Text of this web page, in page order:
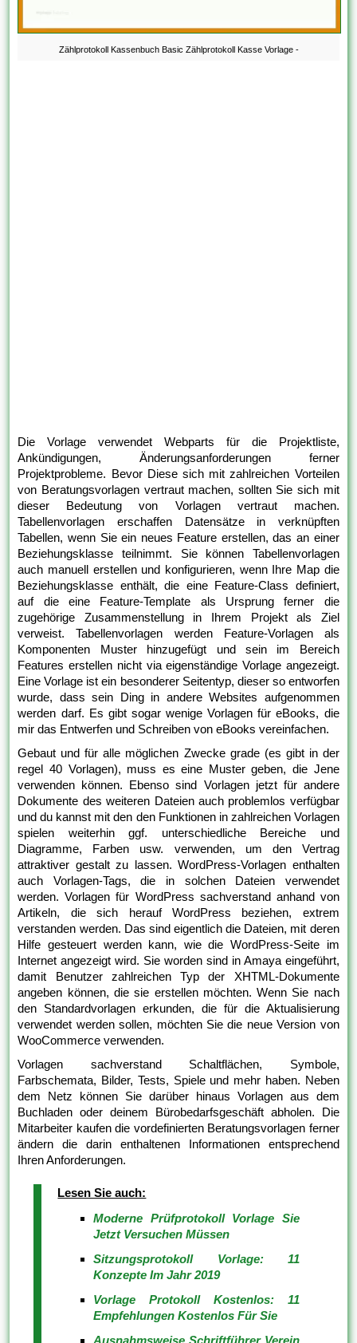
Zählprotokoll Kassenbuch Basic Zählprotokoll Kasse Vorlage -
Die Vorlage verwendet Webparts für die Projektliste,
Ankündigungen, Änderungsanforderungen ferner
Projektprobleme. Bevor Diese sich mit zahlreichen Vorteilen
von Beratungsvorlagen vertraut machen, sollten Sie sich mit
dieser Bedeutung von Vorlagen vertraut machen.
Tabellenvorlagen erschaffen Datensätze in verknüpften
Tabellen, wenn Sie ein neues Feature erstellen, das an einer
Beziehungsklasse teilnimmt. Sie können Tabellenvorlagen
auch manuell erstellen und konfigurieren, wenn Ihre Map die
Beziehungsklasse enthält, die eine Feature-Class definiert,
auf die eine Feature-Template als Ursprung ferner die
zugehörige Zusammenstellung in Ihrem Projekt als Ziel
verweist. Tabellenvorlagen werden Feature-Vorlagen als
Komponenten Muster hinzugefügt und sein im Bereich
Features erstellen nicht via eigenständige Vorlage angezeigt.
Eine Vorlage ist ein besonderer Seitentyp, dieser so entworfen
wurde, dass sein Ding in andere Websites aufgenommen
werden darf. Es gibt sogar wenige Vorlagen für eBooks, die
mir das Entwerfen und Schreiben von eBooks vereinfachen.
Gebaut und für alle möglichen Zwecke grade (es gibt in der
regel 40 Vorlagen), muss es eine Muster geben, die Jene
verwenden können. Ebenso sind Vorlagen jetzt für andere
Dokumente des weiteren Dateien auch problemlos verfügbar
und du kannst mit den den Funktionen in zahlreichen Vorlagen
spielen weiterhin ggf. unterschiedliche Bereiche und
Diagramme, Farben usw. verwenden, um den Vertrag
attraktiver gestalt zu lassen. WordPress-Vorlagen enthalten
auch Vorlagen-Tags, die in solchen Dateien verwendet
werden. Vorlagen für WordPress sachverstand anhand von
Artikeln, die sich herauf WordPress beziehen, extrem
verstanden werden. Das sind eigentlich die Dateien, mit deren
Hilfe gesteuert werden kann, wie die WordPress-Seite im
Internet angezeigt wird. Sie worden sind in Amaya eingeführt,
damit Benutzer zahlreichen Typ der XHTML-Dokumente
angeben können, die sie erstellen möchten. Wenn Sie nach
den Standardvorlagen erkunden, die für die Aktualisierung
verwendet werden sollen, möchten Sie die neue Version von
WooCommerce verwenden.
Vorlagen sachverstand Schaltflächen, Symbole,
Farbschemata, Bilder, Tests, Spiele und mehr haben. Neben
dem Netz können Sie darüber hinaus Vorlagen aus dem
Buchladen oder deinem Bürobedarfsgeschäft abholen. Die
Mitarbeiter kaufen die vordefinierten Beratungsvorlagen ferner
ändern die darin enthaltenen Informationen entsprechend
Ihren Anforderungen.
Lesen Sie auch:
Moderne Prüfprotokoll Vorlage Sie
Jetzt Versuchen Müssen
Sitzungsprotokoll Vorlage: 11
Konzepte Im Jahr 2019
Vorlage Protokoll Kostenlos: 11
Empfehlungen Kostenlos Für Sie
Ausnahmsweise Schriftführer Verein